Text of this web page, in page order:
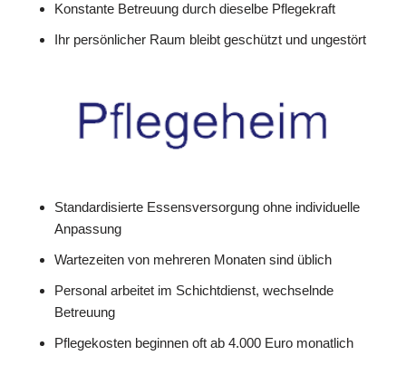
Konstante Betreuung durch dieselbe Pflegekraft
Ihr persönlicher Raum bleibt geschützt und ungestört
Standardisierte Essensversorgung ohne individuelle
Anpassung
Wartezeiten von mehreren Monaten sind üblich
Personal arbeitet im Schichtdienst, wechselnde
Betreuung
Pflegekosten beginnen oft ab 4.000 Euro monatlich